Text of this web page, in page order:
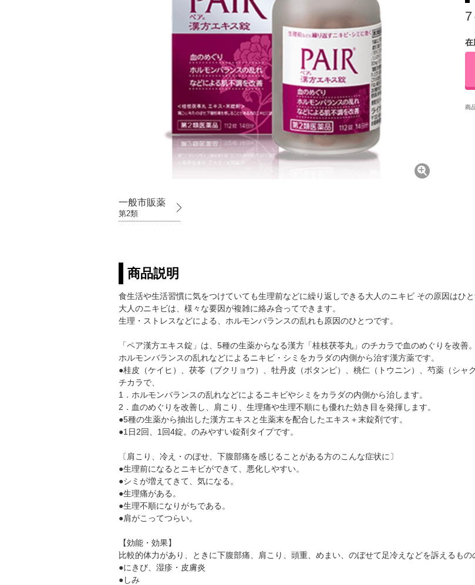
一般市販薬
第2類
7
在
商
商品説明
食生活や生活習慣に気をつけていても生理前などに繰り返しできる大人のニキビ その原因はひと
大人のニキビは、様々な要因が複雑に絡み合ってできます。
生理・ストレスなどによる、ホルモンバランスの乱れも原因のひとつです。
「ペア漢方エキス錠」は、5種の生薬からなる漢方「桂枝茯苓丸」のチカラで血のめぐりを改善。
ホルモンバランスの乱れなどによるニキビ・シミをカラダの内側から治す漢方薬です。
●桂皮（ケイヒ）、茯苓（ブクリョウ）、牡丹皮（ボタンピ）、桃仁（トウニン）、芍薬（シ
チカラで、
1．ホルモンバランスの乱れなどによるニキビやシミをカラダの内側から治します。
2．血のめぐりを改善し、肩こり、生理痛や生理不順にも優れた効き目を発揮します。
●5種の生薬から抽出した漢方エキスと生薬末を配合したエキス＋末錠剤です。
●1日2回、1回4錠。のみやすい錠剤タイプです。
〔肩こり、冷え・のぼせ、下腹部痛を感じることがある方のこんな症状に〕
●生理前になるとニキビができて、悪化しやすい。
●シミが増えてきて、気になる。
●生理痛がある。
●生理不順になりがちである。
●肩がこってつらい。
【効能・効果】
比較的体力があり、ときに下腹部痛、肩こり、頭重、めまい、のぼせて足冷えなどを訴えるもの
●にきび、湿疹・皮膚炎
●しみ